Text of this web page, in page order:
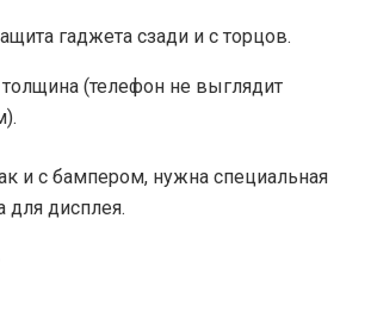
гаджета сзади и с торцов.
(телефон не выглядит
и с бампером, нужна специальная
для дисплея.